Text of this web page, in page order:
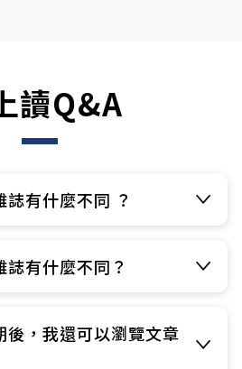
讀Q&A
有什麼不同 ？​
有什麼不同？​
後，我還可以瀏覽文章